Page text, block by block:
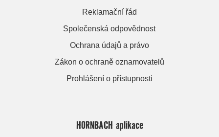
Reklamační řád
Společenská odpovědnost
Ochrana údajů a právo
Zákon o ochraně oznamovatelů
Prohlášení o přístupnosti
HORNBACH aplikace